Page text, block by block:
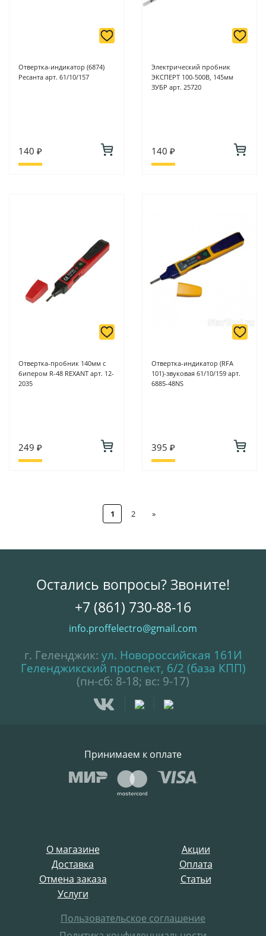
Отвертка-индикатор (6874)
Ресанта арт. 61/10/157
140 ₽
Электрический пробник
ЭКСПЕРТ 100-500В, 145мм
ЗУБР арт. 25720
140 ₽
Отвертка-пробник 140мм с
бипером R-48 REXANT арт. 12-
2035
249 ₽
Отвертка-индикатор (RFA
101)-звуковая 61/10/159 арт.
6885-48NS
395 ₽
1 2 »
О магазине
Акции
Доставка
Оплата
Отмена заказа
Статьи
Услуги
Пользовательское соглашение
Остались вопросы? Звоните!
+7 (861) 730-88-16
info.proffelectro@gmail.com
г. Геленджик: ул. Новороссийская 161И
Геленджикский проспект, 6/2 (база КПП)
(пн-сб: 8-18; вс: 9-17)
Принимаем к оплате